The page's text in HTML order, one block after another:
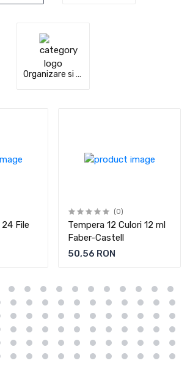
Organizare si arhivare
File
(0)
Tempera 12 Culori 12 ml
Faber-Castell
50,56 RON